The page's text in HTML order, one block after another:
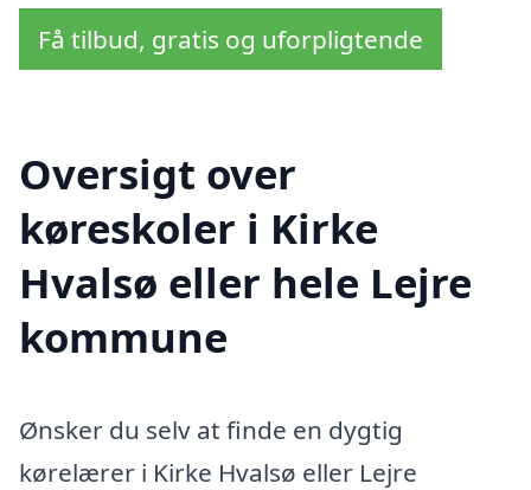
Få tilbud, gratis og uforpligtende
Oversigt over
køreskoler i Kirke
Hvalsø eller hele Lejre
kommune
Ønsker du selv at finde en dygtig
kørelærer i Kirke Hvalsø eller Lejre